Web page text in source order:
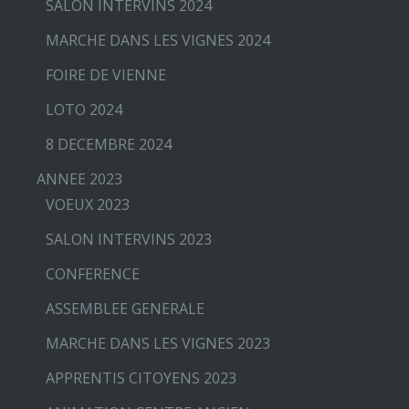
SALON INTERVINS 2024
MARCHE DANS LES VIGNES 2024
FOIRE DE VIENNE
LOTO 2024
8 DECEMBRE 2024
ANNEE 2023
VOEUX 2023
SALON INTERVINS 2023
CONFERENCE
ASSEMBLEE GENERALE
MARCHE DANS LES VIGNES 2023
APPRENTIS CITOYENS 2023